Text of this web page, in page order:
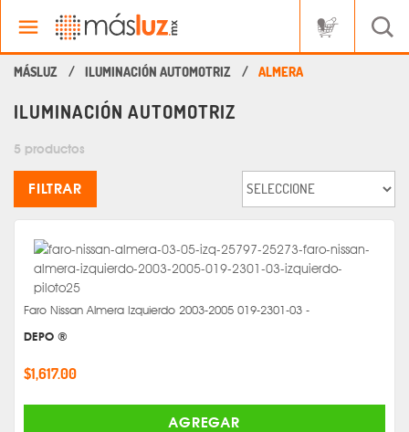
ILUMINACIÓN AUTOMOTRIZ ALMERA
ILUMINACIÓN AUTOMOTRIZ
5 productos
FILTRAR
Faro Nissan Almera Izquierdo 2003-2005 019-2301-03 -
DEPO ®
$1,617.00
AGREGAR